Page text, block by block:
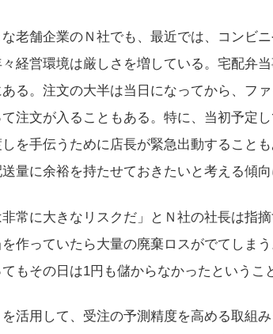
老舗企業のＮ社でも、最近では、コンビ
経営環境は厳しさを増している。宅配弁
る。注文の大半は当日になってから、フ
注文が入ることもある。特に、当初予定
を手伝うために店長が緊急出動すること
量に余裕を持たせておきたいと考える傾向
常に大きなリスクだ」とＮ社の社長は指
作っていたら大量の廃棄ロスがでてしま
もその日は1円も儲からなかったというこ
活用して、受注の予測精度を高める取組